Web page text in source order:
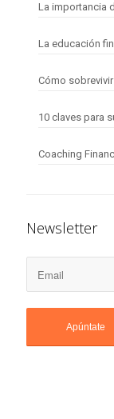
La importancia
La educación
Cómo
10 claves para
Coaching
Newsletter